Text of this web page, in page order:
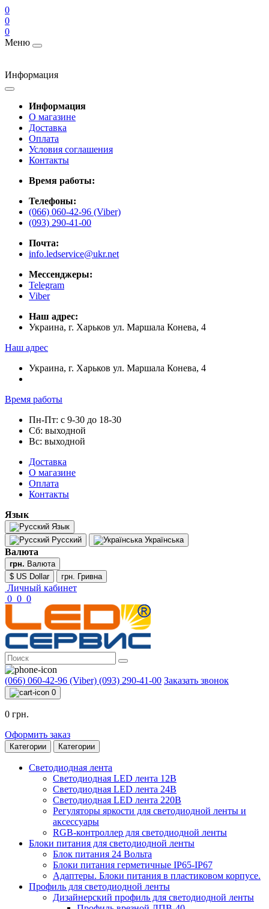
0
0
0
Меню
Информация
Информация
О магазине
Доставка
Оплата
Условия соглашения
Контакты
Время работы:
Телефоны:
(066) 060-42-96 (Viber)
(093) 290-41-00
Почта:
info.ledservice@ukr.net
Мессенджеры:
Telegram
Viber
Наш адрес:
Украина, г. Харьков ул. Маршала Конева, 4
Наш адрес
Украина, г. Харьков ул. Маршала Конева, 4
Время работы
Пн-Пт: с 9-30 до 18-30
Сб: выходной
Вс: выходной
Доставка
О магазине
Оплата
Контакты
Язык
Язык
Русский
Українська
Валюта
грн. Валюта
$ US Dollar
грн. Гривна
Личный кабинет
0 0 0
(066) 060-42-96 (Viber) (093) 290-41-00 Заказать звонок
0
0 грн.
Оформить заказ
Категории Категории
Светодиодная лента
Светодиодная LED лента 12В
Светодиодная LED лента 24В
Светодиодная LED лента 220В
Регуляторы яркости для светодиодной ленты и
аксессуары
RGB-контроллер для светодиодной ленты
Блоки питания для светодиодной ленты
Блок питания 24 Вольта
Блоки питания герметичные IP65-IP67
Адаптеры. Блоки питания в пластиковом корпусе.
Профиль для светодиодной ленты
Дизайнерский профиль для светодиодной ленты